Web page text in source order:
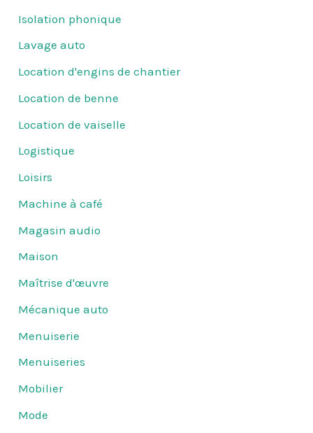
Isolation phonique
Lavage auto
Location d'engins de chantier
Location de benne
Location de vaiselle
Logistique
Loisirs
Machine à café
Magasin audio
Maison
Maîtrise d'œuvre
Mécanique auto
Menuiserie
Menuiseries
Mobilier
Mode